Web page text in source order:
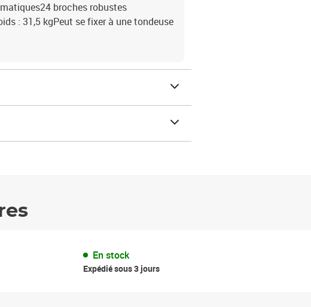
broches robustes
: 31,5 kgPeut se fixer à une tondeuse
En stock
Expédié sous 3 jours